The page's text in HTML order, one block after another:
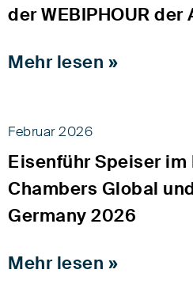
der WEBIPHOUR der
Mehr lesen »
Februar 2026
Eisenführ Speiser im
Chambers Global
Germany 2026
Mehr lesen »